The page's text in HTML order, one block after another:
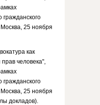
гражданского
25 ноября
как
человека",
гражданского
25 ноября
докладов).